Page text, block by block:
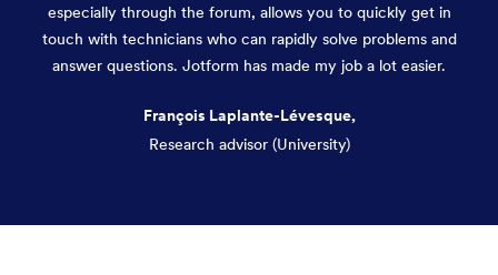
especially through the forum, allows you to quickly get in
touch with technicians who can rapidly solve problems and
answer questions. Jotform has made my job a lot easier.
François Laplante-Lévesque,
Research advisor (University)